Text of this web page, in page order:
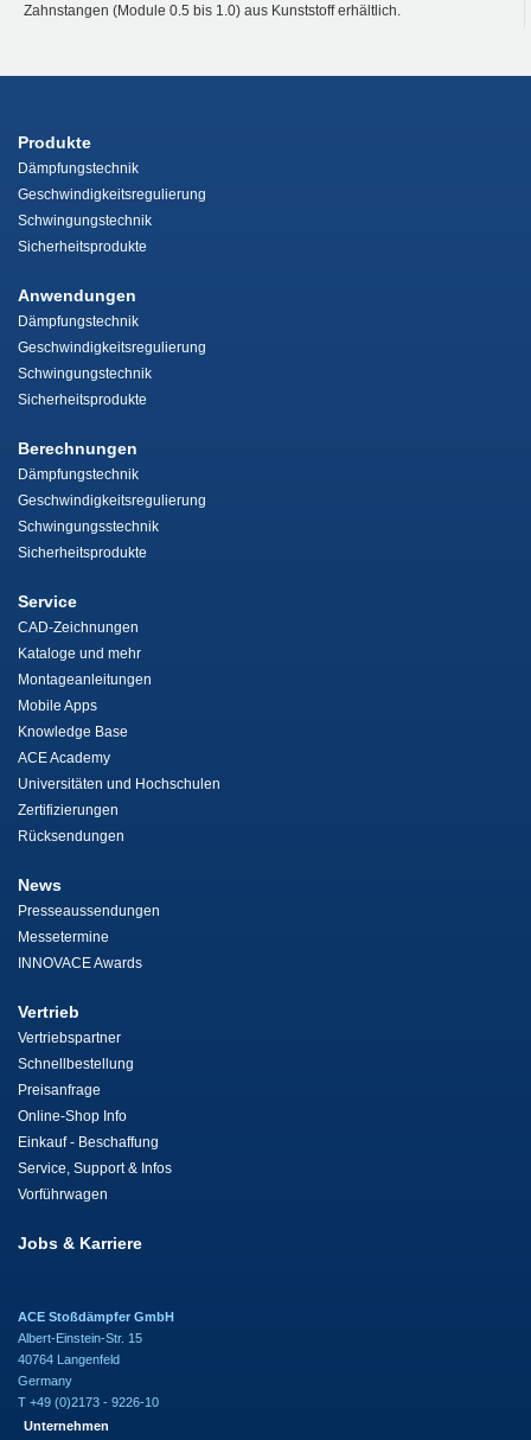
Zahnstangen (Module 0.5 bis 1.0) aus Kunststoff erhältlich.
Produkte
Dämpfungstechnik
Geschwindigkeitsregulierung
Schwingungstechnik
Sicherheitsprodukte
Anwendungen
Dämpfungstechnik
Geschwindigkeitsregulierung
Schwingungstechnik
Sicherheitsprodukte
Berechnungen
Dämpfungstechnik
Geschwindigkeitsregulierung
Schwingungsstechnik
Sicherheitsprodukte
Service
CAD-Zeichnungen
Kataloge und mehr
Montageanleitungen
Mobile Apps
Knowledge Base
ACE Academy
Universitäten und Hochschulen
Zertifizierungen
Rücksendungen
News
Presseaussendungen
Messetermine
INNOVACE Awards
Vertrieb
Vertriebspartner
Schnellbestellung
Preisanfrage
Online-Shop Info
Einkauf - Beschaffung
Service, Support & Infos
Vorführwagen
Jobs & Karriere
ACE Stoßdämpfer GmbH
Albert-Einstein-Str. 15
40764 Langenfeld
Germany
T +49 (0)2173 - 9226-10
Unternehmen